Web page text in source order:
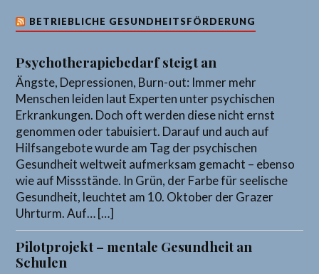
BETRIEBLICHE GESUNDHEITSFÖRDERUNG
Psychotherapiebedarf steigt an
Ängste, Depressionen, Burn-out: Immer mehr
Menschen leiden laut Experten unter psychischen
Erkrankungen. Doch oft werden diese nicht ernst
genommen oder tabuisiert. Darauf und auch auf
Hilfsangebote wurde am Tag der psychischen
Gesundheit weltweit aufmerksam gemacht – ebenso
wie auf Missstände. In Grün, der Farbe für seelische
Gesundheit, leuchtet am 10. Oktober der Grazer
Uhrturm. Auf… […]
Pilotprojekt – mentale Gesundheit an
Schulen